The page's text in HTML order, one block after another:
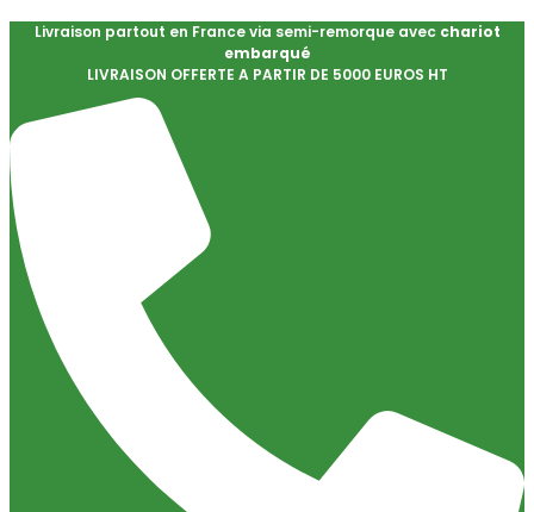
Livraison partout en France via semi-remorque avec chariot
embarqué
LIVRAISON OFFERTE A PARTIR DE 5000 EUROS HT